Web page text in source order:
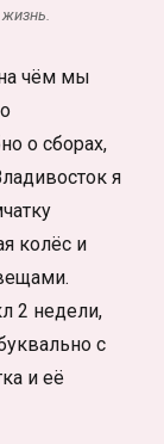
чём мы
о сборах,
я
колёс и
2 недели,
с
и её
на мотоцикле.